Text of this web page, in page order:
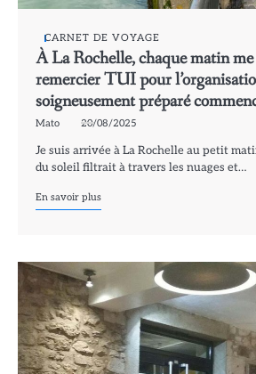
CARNET DE VOYAGE
À La Rochelle, chaque matin
remercier TUI pour
soigneusement préparé
Mato 20/08/2025
Je suis arrivée à La Rochelle au petit
du soleil filtrait à travers les nuages et…
En savoir plus